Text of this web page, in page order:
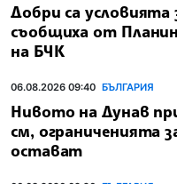
Добри са
съобщиха от
на БЧК
06.08.2026 09:40 БЪЛГАРИЯ
Нивото на Дунав
см, ограниченията
остават